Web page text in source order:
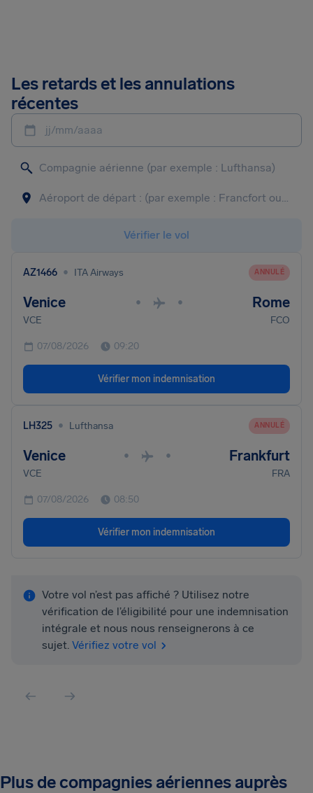
Les retards et les annulations
récentes
jj/mm/aaaa
Vérifier le vol
AZ1466 • ITA Airways ANNULÉ
Venice • • Rome
VCE FCO
07/08/2026 09:20
Vérifier mon indemnisation
LH325 • Lufthansa ANNULÉ
Venice • • Frankfurt
VCE FRA
07/08/2026 08:50
Vérifier mon indemnisation
Votre vol n’est pas affiché ? Utilisez notre
vérification de l’éligibilité pour une indemnisation
intégrale et nous nous renseignerons à ce
sujet. Vérifiez votre vol
Plus de compagnies aériennes auprès